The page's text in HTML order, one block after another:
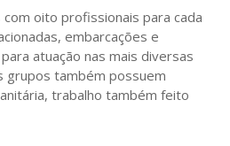
oito profissionais para cada
embarcações e
atuação nas mais diversas
grupos também possuem
trabalho também feito